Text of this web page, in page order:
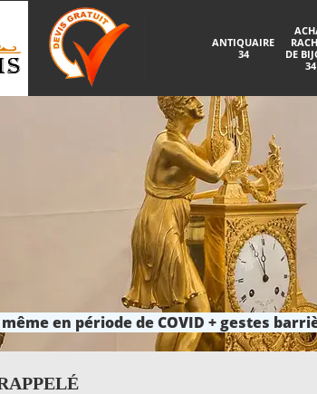
ANTIQUAIRE
34
DE
34
en période de COVID + gestes